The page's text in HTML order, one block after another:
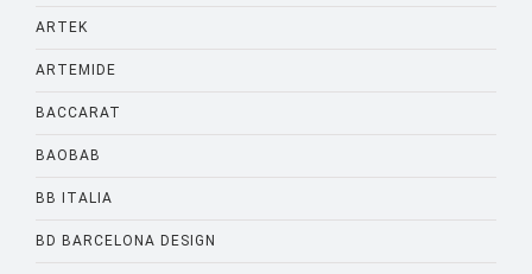
ARTEK
ARTEMIDE
BACCARAT
BAOBAB
BB ITALIA
BD BARCELONA DESIGN